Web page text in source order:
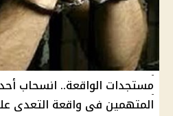
مستجدات الواقعة.. انسحاب
المتهمين فى واقعة التعدى على 6